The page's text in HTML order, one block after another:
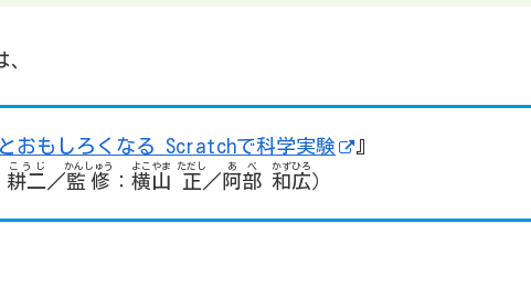
、
おもしろくなる Scratchで科学実験
』
耕二
こうじ
／監修
かんしゅう
： 横山
よこやま
正
ただし
／ 阿部
あべ
和広
かずひろ
）